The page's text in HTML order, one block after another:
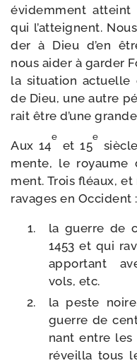
évi­dem­ment
qui l’atteignent.
der à Dieu d’en
nous aider à gar­der
la situa­tion actuelle
de Dieu, une autre
rait être d’une
Aux 14
e
et 15
e
mente, le
ment. Trois fléaux,
ravages en Occident :
la guerre de
1453 et qui
appor­tant
vols, etc.
la peste
guerre de
nant entre les
réveilla tous